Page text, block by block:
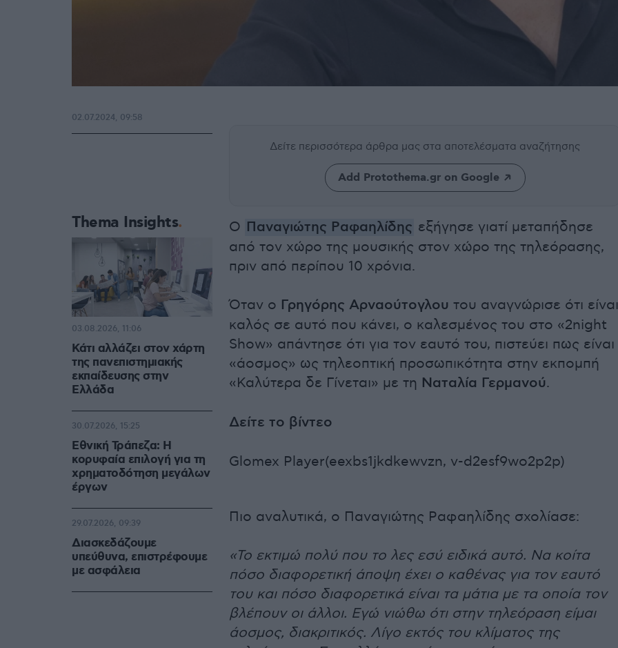
Δείτε περισσότερα άρθρα μας στα αποτελέσματα αναζήτησης
Add Protothema.gr on Google
Ο Παναγιώτης Ραφαηλίδης εξήγησε γιατί μεταπήδησε
από τον χώρο της μουσικής στον χώρο της τηλεόρασης,
πριν από περίπου 10 χρόνια.
Όταν ο Γρηγόρης Αρναούτογλου του αναγνώρισε ότι είναι
καλός σε αυτό που κάνει, ο καλεσμένος του στο «2night
Show» απάντησε ότι για τον εαυτό του, πιστεύει πως είναι
«άοσμος» ως τηλεοπτική προσωπικότητα στην εκπομπή
«Καλύτερα δε Γίνεται» με τη Ναταλία Γερμανού.
Δείτε το βίντεο
Glomex Player(eexbs1jkdkewvzn, v-d2esf9wo2p2p)
Πιο αναλυτικά, ο Παναγιώτης Ραφαηλίδης σχολίασε:
«Το εκτιμώ πολύ που το λες εσύ ειδικά αυτό. Να κοίτα
πόσο διαφορετική άποψη έχει ο καθένας για τον εαυτό
του και πόσο διαφορετικά είναι τα μάτια με τα οποία τον
βλέπουν οι άλλοι. Εγώ νιώθω ότι στην τηλεόραση είμαι
άοσμος, διακριτικός. Λίγο εκτός του κλίματος της
02.07.2024, 09:58
Thema Insights
Κάτι αλλάζει στον χάρτη
της πανεπιστημιακής
εκπαίδευσης στην
Ελλάδα
03.08.2026, 11:06
Εθνική Τράπεζα: Η
κορυφαία επιλογή για τη
χρηματοδότηση μεγάλων
έργων
30.07.2026, 15:25
Διασκεδάζουμε
υπεύθυνα, επιστρέφουμε
με ασφάλεια
29.07.2026, 09:39